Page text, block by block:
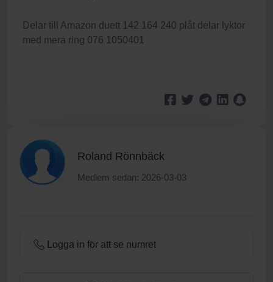
Delar till Amazon duett 142 164 240 plåt delar lyktor
med mera ring 076 1050401
Roland Rönnbäck
Medlem sedan: 2026-03-03
Logga in för att se numret